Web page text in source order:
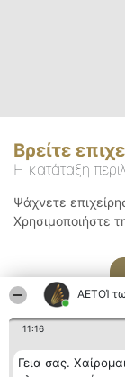
ΑΕΤΟΊ
11:16
Γεια σας.
Βρείτε
Η κατάταξη
Ψάχνετε
Χρησιμοποιήστε